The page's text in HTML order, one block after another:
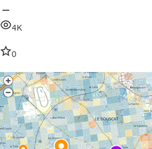
4K
0